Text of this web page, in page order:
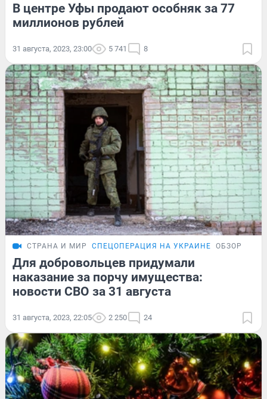
В центре Уфы продают особняк за 77
миллионов рублей
31 августа, 2023, 23:00 5 741 8
СТРАНА И МИР СПЕЦОПЕРАЦИЯ НА УКРАИНЕ ОБЗОР
Для добровольцев придумали
наказание за порчу имущества:
новости СВО за 31 августа
31 августа, 2023, 22:05 2 250 24